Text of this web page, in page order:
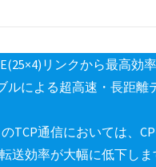
リンクから最高
ルによる超高速・長距
TCP通信においては、
送効率が大幅に低下し